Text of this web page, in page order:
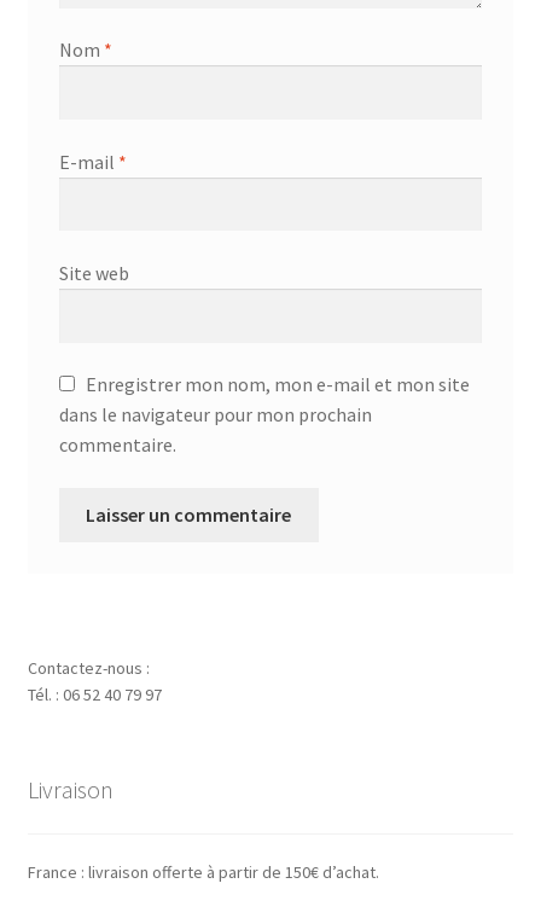
Nom *
E-mail *
Site web
Enregistrer mon nom, mon e-mail et mon site
dans le navigateur pour mon prochain
commentaire.
Contactez-nous :
Tél. : 06 52 40 79 97
Livraison
France : livraison offerte à partir de 150€ d’achat.